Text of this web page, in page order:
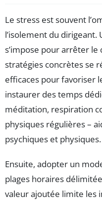
Le stress est souvent
l’isolement du dirigeant.
s’impose pour arrêter le
stratégies concrètes se
efficaces pour favoriser
instaurer des temps
méditation, respiration
physiques régulières –
psychiques et physiques.
Ensuite, adopter un
plages horaires
valeur ajoutée limite les